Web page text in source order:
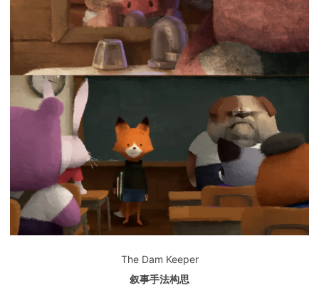
The Dam Keeper
叙事手法构思